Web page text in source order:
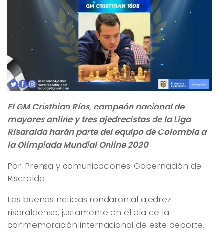
El GM Cristhian Ríos, campeón nacional de
mayores online y tres ajedrecistas de la Liga
Risaralda harán parte del equipo de Colombia a
la Olimpiada Mundial Online 2020
Por. Prensa y comunicaciones. Gobernación de
Risaralda
Las buenas noticias rondaron al ajedrez
risaraldense, justamente en el día de la
conmemoración internacional de este deporte.